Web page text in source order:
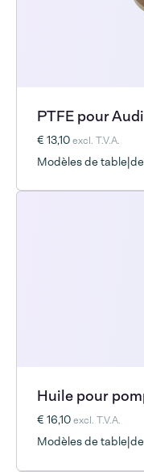
PTFE pour
€ 13,10excl. T.V.A.
Modèles de
Huile pour
€ 16,10excl. T.V.A.
Modèles de